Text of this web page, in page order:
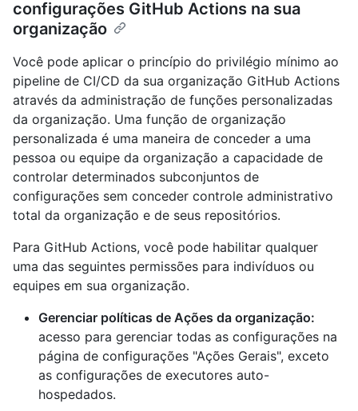
configurações GitHub Actions na sua
organização
Você pode aplicar o princípio do privilégio mínimo ao
pipeline de CI/CD da sua organização GitHub Actions
através da administração de funções personalizadas
da organização. Uma função de organização
personalizada é uma maneira de conceder a uma
pessoa ou equipe da organização a capacidade de
controlar determinados subconjuntos de
configurações sem conceder controle administrativo
total da organização e de seus repositórios.
Para GitHub Actions, você pode habilitar qualquer
uma das seguintes permissões para indivíduos ou
equipes em sua organização.
Gerenciar políticas de Ações da organização:
acesso para gerenciar todas as configurações na
página de configurações "Ações Gerais", exceto
as configurações de executores auto-
hospedados.